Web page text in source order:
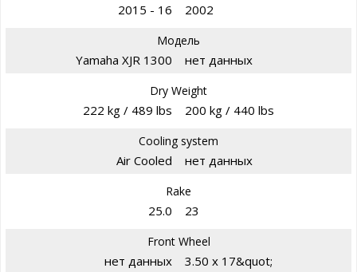
2015 - 16 2002
Модель
Yamaha XJR 1300 нет данных
Dry Weight
222 kg / 489 lbs 200 kg / 440 lbs
Cooling system
Air Cooled нет данных
Rake
25.0 23
Front Wheel
нет данных 3.50 x 17&quot;